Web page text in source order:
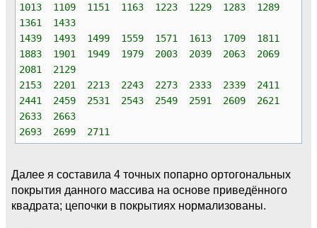
1013 1109 1151 1163 1223 1229 1283 1289
1361 1433
1439 1493 1499 1559 1571 1613 1709 1811
1883 1901 1949 1979 2003 2039 2063 2069
2081 2129
2153 2201 2213 2243 2273 2333 2339 2411
2441 2459 2531 2543 2549 2591 2609 2621
2633 2663
2693 2699 2711
Далее я составила 4 точных попарно ортогональных
покрытия данного массива на основе приведённого
квадрата; цепочки в покрытиях нормализованы.